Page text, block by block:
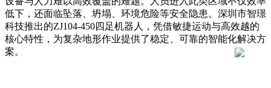
低下，还面临坠落、坍塌、环境危险等安全隐患。深圳市智璟
科技推出的ZJ104-450四足机器人，凭借敏捷运动与高效越的
核心特性，为复杂地形作业提供了稳定、可靠的智能化解决方
案。